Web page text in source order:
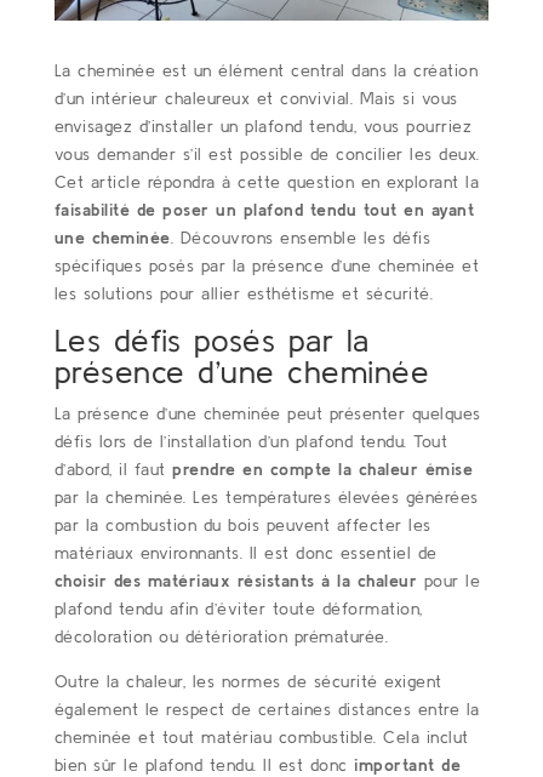
La cheminée est un élément central dans la création
d’un intérieur chaleureux et convivial. Mais si vous
envisagez d’installer un plafond tendu, vous pourriez
vous demander s’il est possible de concilier les deux.
Cet article répondra à cette question en explorant la
faisabilité de poser un plafond tendu tout en ayant
une cheminée . Découvrons ensemble les défis
spécifiques posés par la présence d’une cheminée et
les solutions pour allier esthétisme et sécurité.
Les défis posés par la
présence d’une cheminée
La présence d’une cheminée peut présenter quelques
défis lors de l’installation d’un plafond tendu. Tout
d’abord, il fautprendre en compte la chaleur émise
par la cheminée. Les températures élevées générées
par la combustion du bois peuvent affecter les
matériaux environnants. Il est donc essentiel de
choisir des matériaux résistants à la chaleur pour le
plafond tendu afin d’éviter toute déformation,
décoloration ou détérioration prématurée.
Outre la chaleur, les normes de sécurité exigent
également le respect de certaines distances entre la
cheminée et tout matériau combustible. Cela inclut
bien sûr le plafond tendu. Il est donc important de